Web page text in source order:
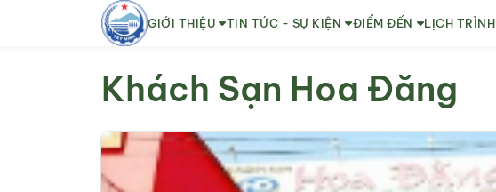
GIỚI THIỆU TIN TỨC - SỰ KIỆN ĐIỂM ĐẾN LỊCH TRÌNH
Khách Sạn Hoa Đăng